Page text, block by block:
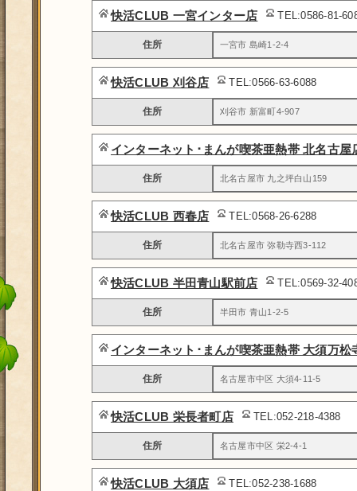
快活CLUB 一宮インター店 TEL:0586-81-
住所 一宮市 島崎1-2-4
快活CLUB 刈谷店 TEL:0566-63-6088
住所 刈谷市 新富町4-907
インターネット･まんが喫茶亜熱帯 北名古屋
住所 北名古屋市 九之坪白山159
快活CLUB 西春店 TEL:0568-26-6288
住所 北名古屋市 弥勒寺西3-112
快活CLUB 半田青山駅前店 TEL:0569-32-
住所 半田市 青山1-2-5
インターネット･まんが喫茶亜熱帯 大須万松
住所 名古屋市中区 大須4-11-5
快活CLUB 栄長者町店 TEL:052-218-4388
住所 名古屋市中区 栄2-4-1
快活CLUB 大須店 TEL:052-238-1688